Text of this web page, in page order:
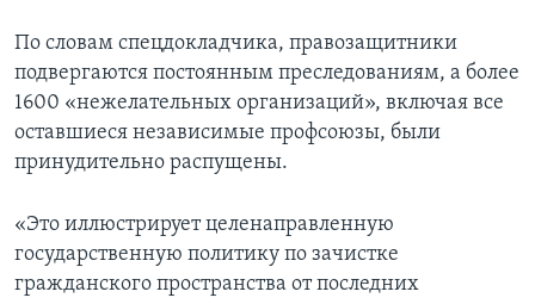
По словам спецдокладчика, правозащитники
подвергаются постоянным преследованиям, а более
1600 «нежелательных организаций», включая все
оставшиеся независимые профсоюзы, были
принудительно распущены.
«Это иллюстрирует целенаправленную
государственную политику по зачистке
гражданского пространства от последних